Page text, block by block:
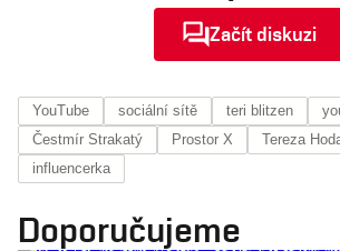
Začít diskuzi
YouTube sociální sítě teri blitzen
Čestmír Strakatý
Prostor X
Tereza
influencerka
Doporučujeme